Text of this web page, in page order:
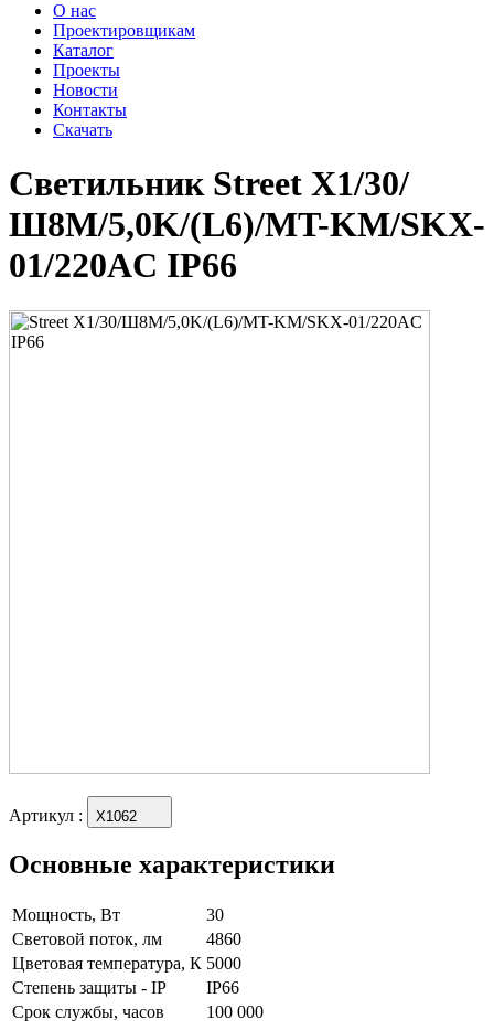
О нас
Проектировщикам
Каталог
Проекты
Новости
Контакты
Скачать
Светильник Street X1/30/
Ш8M/5,0K/(L6)/MT-KM/SKX-
01/220AC IP66
Артикул : X1062
Основные характеристики
Мощность, Вт
30
Световой поток, лм
4860
Цветовая температура, К 5000
Степень защиты - IP
IP66
Срок службы, часов
100 000